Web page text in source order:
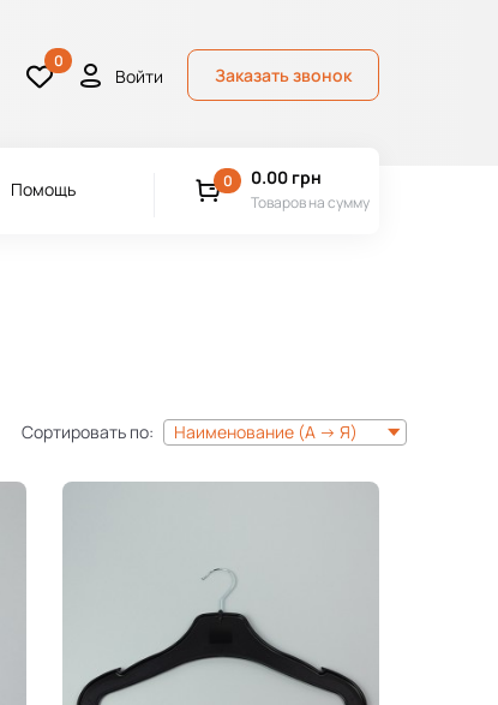
0
Войти Заказать звонок
Помощь 0 0.00 грн
Товаров на сумму
Сортировать по: Наименование (А -> Я)